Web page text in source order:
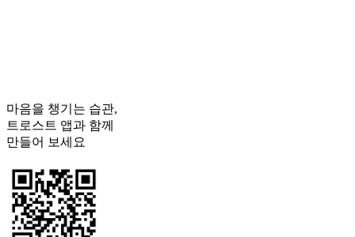
마음을 챙기는 습관,
트로스트 앱과 함께
만들어 보세요